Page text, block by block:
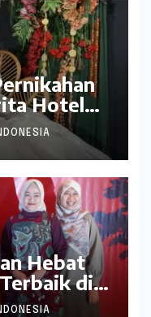
Hotel
Hebat
di